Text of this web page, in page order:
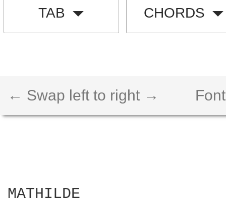
TAB CHORDS
← Swap left to right →
MATHILDE